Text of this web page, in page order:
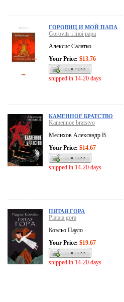
ГОРОВИЦ И МОЙ ПАПА
Gorovits i moi papa
Алексис Салатко
Your Price: $13.76
shipped in 14-20 days
КАМЕННОЕ БРАТСТВО
Kamennoe bratstvo
Мелихов Александр В.
Your Price: $14.67
shipped in 14-20 days
ПЯТАЯ ГОРА
Piataia gora
Коэльо Пауло
Your Price: $19.67
shipped in 14-20 days